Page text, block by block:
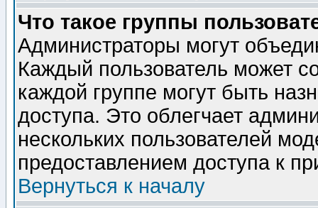
Что такое группы
Администраторы могут
Каждый пользователь может
каждой группе могут быть
доступа. Это облегчает
нескольких пользователей
предоставлением доступа к
Вернуться к началу